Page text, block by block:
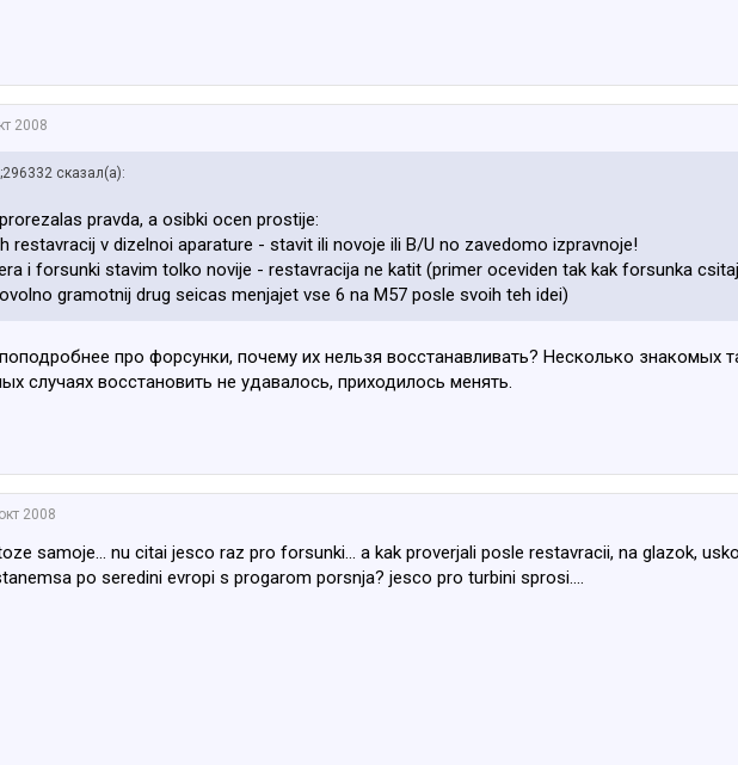
2008
сказал(а):
pravda, a osibki ocen prostije:
restavracij v dizelnoi aparature - stavit ili novoje ili B/U no zavedomo izpravnoje!
i forsunki stavim tolko novije - restavracija ne katit (primer oceviden tak kak forsunka
gramotnij drug seicas menjajet vse 6 na M57 posle svoih teh idei)
про форсунки, почему их нельзя восстанавливать? Несколько знакомых
случаях восстановить не удавалось, приходилось менять.
2008
samoje... nu citai jesco raz pro forsunki... a kak proverjali posle restavracii, na glazok,
po seredini evropi s progarom porsnja? jesco pro turbini sprosi....